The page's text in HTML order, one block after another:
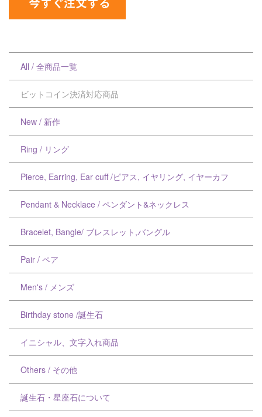
All / 全商品一覧
ビットコイン決済対応商品
New / 新作
Ring / リング
Pierce, Earring, Ear cuff /ピアス, イヤリング, イヤーカフ
Pendant & Necklace / ペンダント&ネックレス
Bracelet, Bangle/ ブレスレット,バングル
Pair / ペア
Men's / メンズ
Birthday stone /誕生石
イニシャル、文字入れ商品
Others / その他
誕生石・星座石について